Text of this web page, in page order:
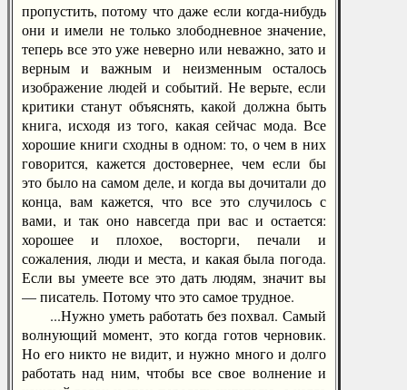
пропустить, потому что даже если когда-нибудь
они и имели не только злободневное значение,
теперь все это уже неверно или неважно, зато и
верным и важным и неизменным осталось
изображение людей и событий. Не верьте, если
критики станут объяснять, какой должна быть
книга, исходя из того, какая сейчас мода. Все
хорошие книги сходны в одном: то, о чем в них
говорится, кажется достовернее, чем если бы
это было на самом деле, и когда вы дочитали до
конца, вам кажется, что все это случилось с
вами, и так оно навсегда при вас и остается:
хорошее и плохое, восторги, печали и
сожаления, люди и места, и какая была погода.
Если вы умеете все это дать людям, значит вы
— писатель. Потому что это самое трудное.
...Нужно уметь работать без похвал. Самый
волнующий момент, это когда готов черновик.
Но его никто не видит, и нужно много и долго
работать над ним, чтобы все свое волнение и